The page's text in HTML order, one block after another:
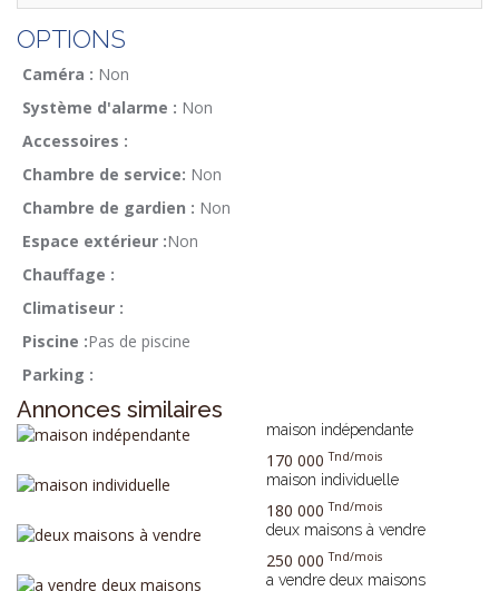
OPTIONS
Caméra : Non
Système d'alarme : Non
Accessoires :
Chambre de service: Non
Chambre de gardien : Non
Espace extérieur :Non
Chauffage :
Climatiseur :
Piscine :Pas de piscine
Parking :
Annonces similaires
maison indépendante
170 000 Tnd/mois
maison individuelle
180 000 Tnd/mois
deux maisons à vendre
250 000 Tnd/mois
a vendre deux maisons